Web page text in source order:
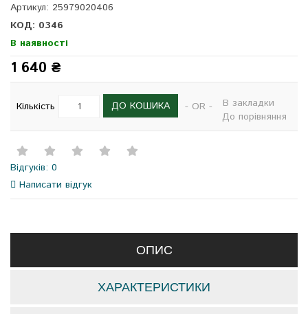
Артикул: 25979020406
КОД: 0346
В наявності
1 640 ₴
Кількість ДО КОШИКА - OR -
В закладки
До порівняння
Відгуків: 0
Написати відгук
ОПИС
ХАРАКТЕРИСТИКИ